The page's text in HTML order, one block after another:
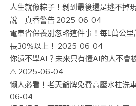
人生就像粽子！剝到最後還是逃不掉
說｜真香警告 2025-06-04
電車省保養別忽略這件事！每1萬公
長30%以上！ 2025-06-04
你還不學AI？未來只有懂AI的人不會
⚠️ 2025-06-04
懶人必看！老天爺牌免費高壓水柱洗
06-04